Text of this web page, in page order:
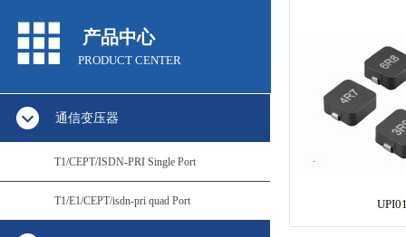
产品中心
PRODUCT CENTER
通信变压器
T1/CEPT/ISDN-PRI Single Port
T1/E1/CEPT/isdn-pri quad Port